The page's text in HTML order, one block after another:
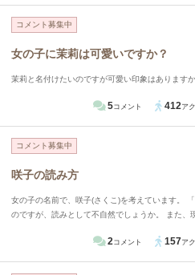
コメント募集中
女の子に茉莉は可愛いですか？
茉莉と名付けたいのですが可愛い印象はあります
5コメント 412 ア
コメント募集中
咲子の読み方
女の子の名前で、咲子(さくこ)を考えています。
のですが、読みとして不自然でしょうか。 また、現代でも違和感のない、〜子の名前があり
2 コメント 157ア